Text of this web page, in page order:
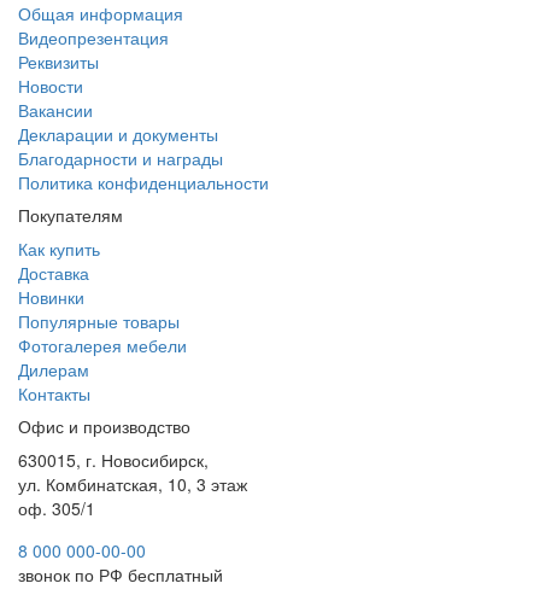
Общая информация
Видеопрезентация
Реквизиты
Новости
Вакансии
Декларации и документы
Благодарности и награды
Политика конфиденциальности
Покупателям
Как купить
Доставка
Новинки
Популярные товары
Фотогалерея мебели
Дилерам
Контакты
Офис и производство
630015, г. Новосибирск,
ул. Комбинатская, 10, 3 этаж
оф. 305/1
8 000 000-00-00
звонок по РФ бесплатный